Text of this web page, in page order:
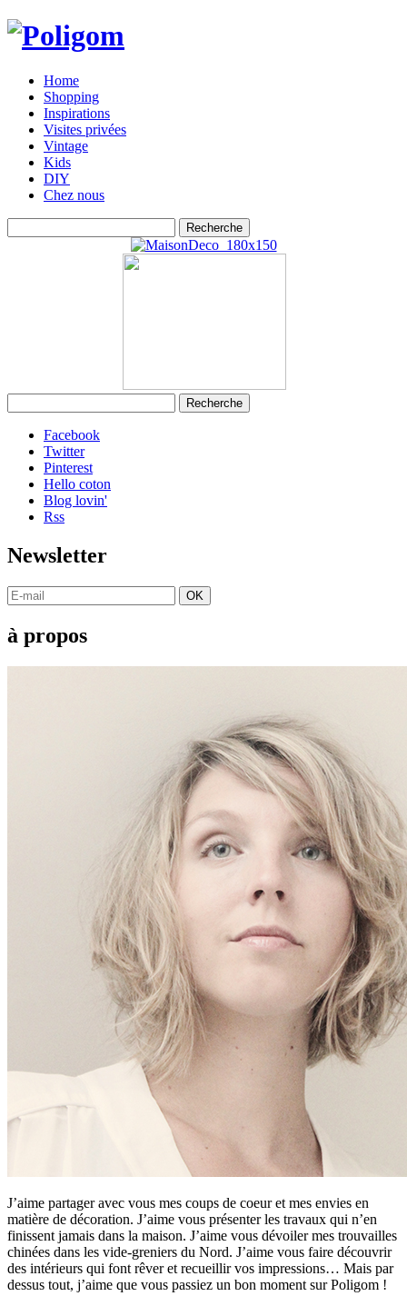
Home
Shopping
Inspirations
Visites privées
Vintage
Kids
DIY
Chez nous
Facebook
Twitter
Pinterest
Hello coton
Blog lovin'
Rss
Newsletter
OK
à propos
J’aime partager avec vous mes coups de coeur et mes envies en
matière de décoration. J’aime vous présenter les travaux qui n’en
finissent jamais dans la maison. J’aime vous dévoiler mes trouvailles
chinées dans les vide-greniers du Nord. J’aime vous faire découvrir
des intérieurs qui font rêver et recueillir vos impressions… Mais par
dessus tout, j’aime que vous passiez un bon moment sur Poligom !